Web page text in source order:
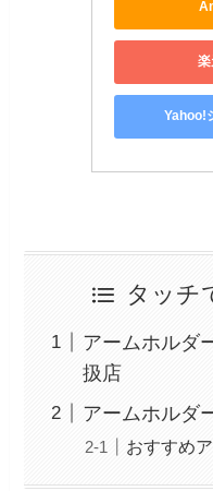
楽
Yahoo!
タッチ
アームホルダ
扱店
アームホルダ
おすすめ